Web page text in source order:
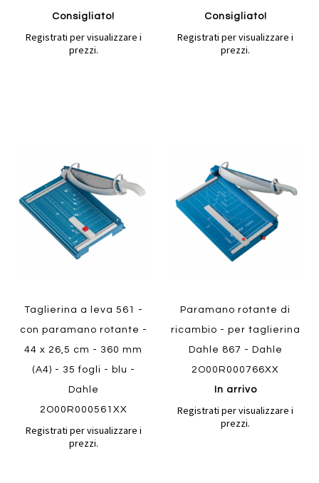
Consigliato!
Registrati per visualizzare i
prezzi.
Quickview
Consigliato!
Registrati per visualizzare i
prezzi.
Quickview
preferiti
Taglierina a leva 561 -
con paramano rotante -
44 x 26,5 cm - 360 mm
(A4) - 35 fogli - blu -
Dahle
2O00R000561XX
Registrati per visualizzare i
prezzi.
preferiti
Paramano rotante di
ricambio - per taglierina
Dahle 867 - Dahle
2O00R000766XX
In arrivo
Registrati per visualizzare i
prezzi.